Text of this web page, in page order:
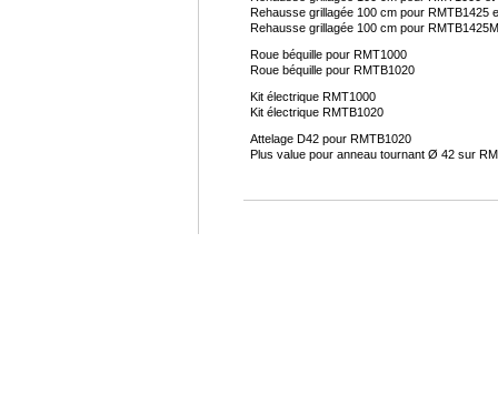
Rehausse grillagée 100 cm pour RMTB1425
Rehausse grillagée 100 cm pour
Roue béquille pour RMT1000
Roue béquille pour RMTB1020
Kit électrique RMT1000
Kit électrique RMTB1020
Attelage D42 pour RMTB1020
Plus value pour anneau tournant Ø 42 sur